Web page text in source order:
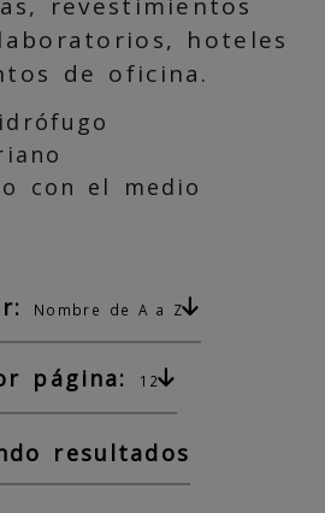
hoteles
de oficina.
con el medio
Nombre de A a Z
página: 12
resultados